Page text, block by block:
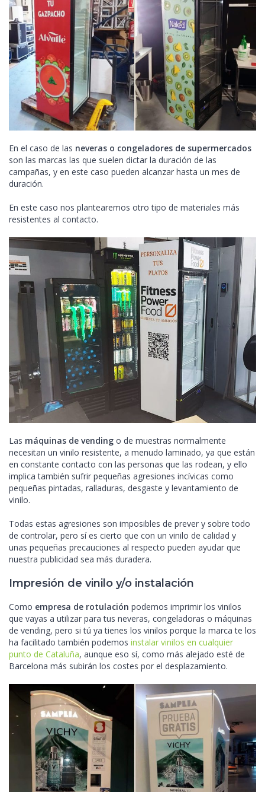
En el caso de las neveras o congeladores de supermercados
son las marcas las que suelen dictar la duración de las
campañas, y en este caso pueden alcanzar hasta un mes de
duración.
En este caso nos plantearemos otro tipo de materiales más
resistentes al contacto.
Las máquinas de vending o de muestras normalmente
necesitan un vinilo resistente, a menudo laminado, ya que están
en constante contacto con las personas que las rodean, y ello
implica también sufrir pequeñas agresiones incívicas como
pequeñas pintadas, ralladuras, desgaste y levantamiento de
vinilo.
Todas estas agresiones son imposibles de prever y sobre todo
de controlar, pero sí es cierto que con un vinilo de calidad y
unas pequeñas precauciones al respecto pueden ayudar que
nuestra publicidad sea más duradera.
Impresión de vinilo y/o instalación
Como empresa de rotulación podemos imprimir los vinilos
que vayas a utilizar para tus neveras, congeladoras o máquinas
de vending, pero si tú ya tienes los vinilos porque la marca te los
ha facilitado también podemos instalar vinilos en cualquier
punto de Cataluña, aunque eso sí, como más alejado esté de
Barcelona más subirán los costes por el desplazamiento.